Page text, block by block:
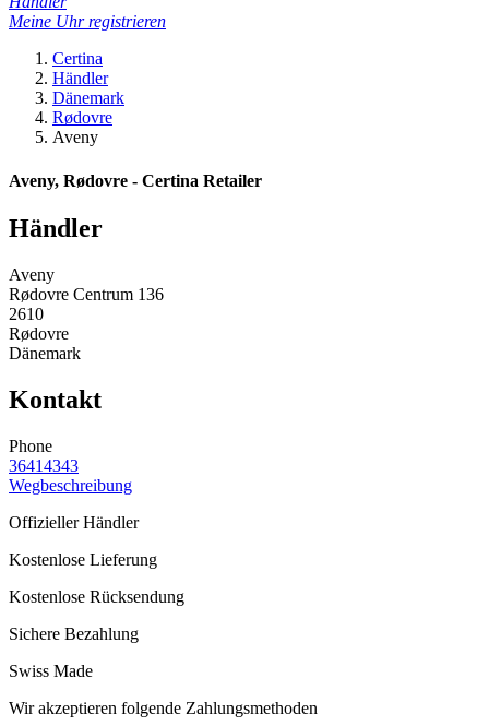
Meine Uhr registrieren
Certina
Händler
Dänemark
Rødovre
Aveny
Aveny, Rødovre - Certina Retailer
Händler
Aveny
Rødovre Centrum 136
2610
Rødovre
Dänemark
Kontakt
Phone
36414343
Wegbeschreibung
Offizieller Händler
Kostenlose Lieferung
Kostenlose Rücksendung
Sichere Bezahlung
Swiss Made
Wir akzeptieren folgende Zahlungsmethoden